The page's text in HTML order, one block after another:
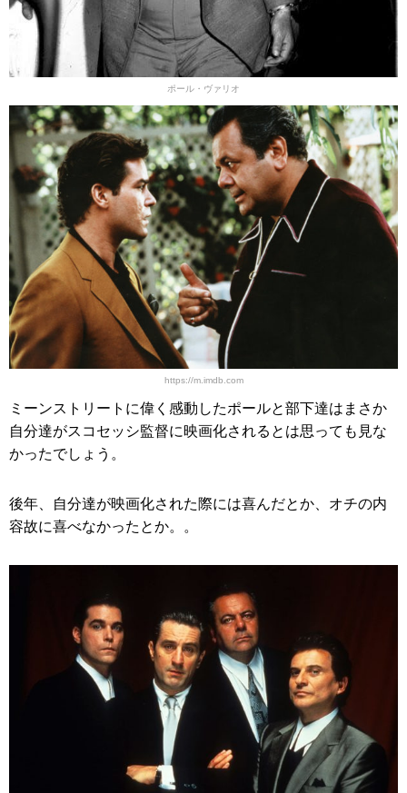
ポール・ヴァリオ
https://m.imdb.com
ミーンストリートに偉く感動したポールと部下達はまさか
自分達がスコセッシ監督に映画化されるとは思っても見な
かったでしょう。
後年、自分達が映画化された際には喜んだとか、オチの内
容故に喜べなかったとか。。